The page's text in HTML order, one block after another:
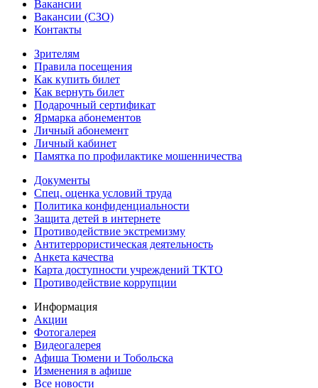
Вакансии
Вакансии (СЗО)
Контакты
Зрителям
Правила посещения
Как купить билет
Как вернуть билет
Подарочный сертификат
Ярмарка абонементов
Личный абонемент
Личный кабинет
Памятка по профилактике мошенничества
Документы
Спец. оценка условий труда
Политика конфиденциальности
Защита детей в интернете
Противодействие экстремизму
Антитеррористическая деятельность
Анкета качества
Карта доступности учреждений ТКТО
Противодействие коррупции
Информация
Акции
Фотогалерея
Видеогалерея
Афиша Тюмени и Тобольска
Изменения в афише
Все новости